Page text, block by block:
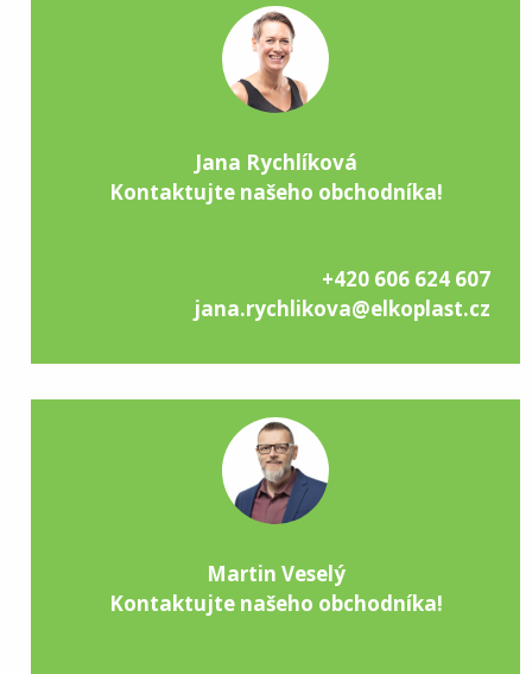
Jana Rychlíková
Kontaktujte našeho obchodníka!
+420 606 624 607
jana.rychlikova@elkoplast.cz
Martin Veselý
Kontaktujte našeho obchodníka!